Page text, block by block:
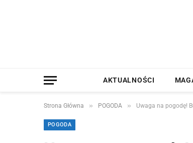
AKTUALNOŚCI
Strona Główna » POGODA » Uwaga na pogodę!
POGODA